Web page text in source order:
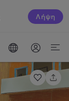
Λήψη